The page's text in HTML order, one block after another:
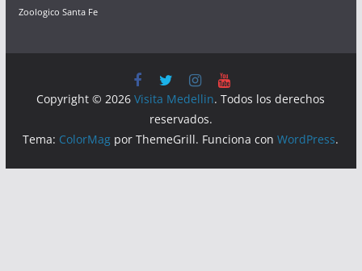
Zoologico Santa Fe
Copyright © 2026Visita Medellin. Todos los derechos
reservados.
Tema: ColorMag por ThemeGrill. Funciona conWordPress.